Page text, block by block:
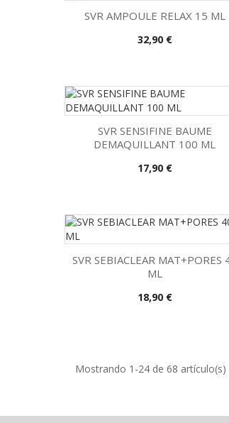
Vista rápida
SVR AMPOULE RELAX 15 ML
Precio
32,90 €
Vista rápida
SVR SENSIFINE BAUME
DEMAQUILLANT 100 ML
Precio
17,90 €
Vista rápida
SVR SEBIACLEAR MAT+PORES
ML
Precio
18,90 €
Mostrando 1-24 de 68 artículo(s)